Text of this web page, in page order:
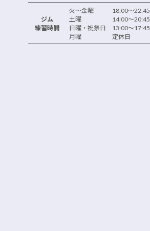
ジム
練習時間
火～金曜 18:00～22:45
土曜 14:00～20:45
日曜・祝祭日 13:00～17:45
月曜 定休日